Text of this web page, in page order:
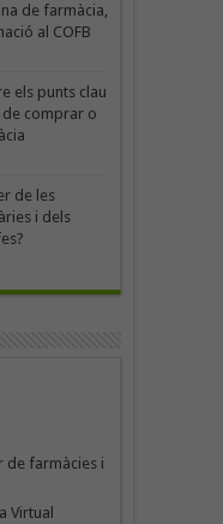
de farmàcia,
al COFB
els punts clau
de comprar o
de les
i dels
de farmàcies i
Virtual